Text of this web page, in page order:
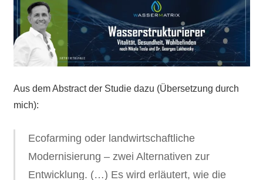
Aus dem Abstract der Studie dazu (Übersetzung durch
mich):
Ecofarming oder landwirtschaftliche
Modernisierung – zwei Alternativen zur
Entwicklung. (…) Es wird erläutert, wie die